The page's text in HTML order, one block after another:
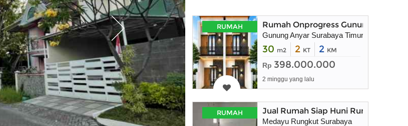
RUMAH Rumah Onprogress Gunung Anyar
Gunung Anyar Surabaya Timur
30 m2 2 KT 2 KM
Rp 398.000.000
2 minggu yang lalu
RUMAH Jual Rumah Siap Huni Rungkut
Medayu Rungkut Surabaya